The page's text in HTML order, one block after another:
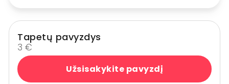
Tapetų pavyzdys
3 €
Užsisakykite pavyzdį